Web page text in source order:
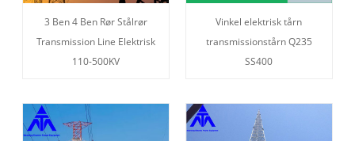
3 Ben 4 Ben Rør Stålrør
Transmission Line Elektrisk
110-500KV
Vinkel elektrisk tårn
transmissionstårn Q235
SS400